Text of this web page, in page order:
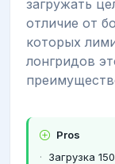
загружать
отличие от
которых
лонгридов
Pros
Загрузка